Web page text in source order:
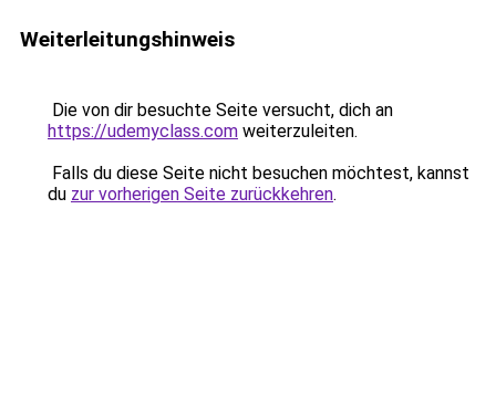
Weiterleitungshinweis
Die von dir besuchte Seite versucht, dich an
https://udemyclass.com weiterzuleiten.
Falls du diese Seite nicht besuchen möchtest, kannst
du zur vorherigen Seite zurückkehren.